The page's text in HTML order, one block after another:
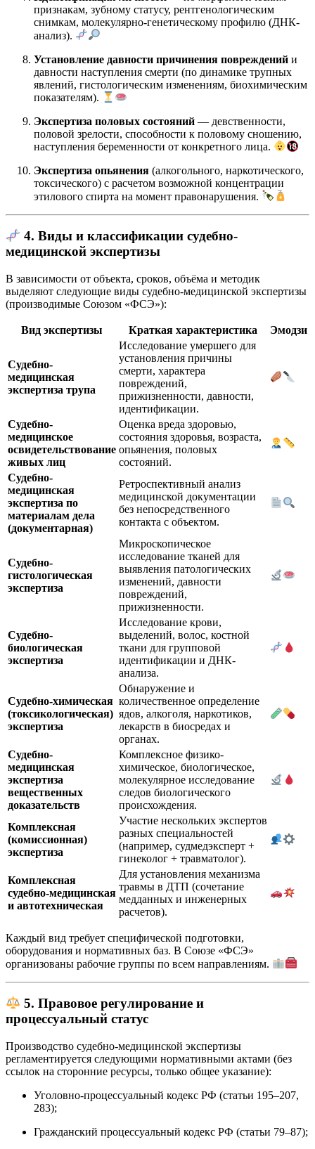
признакам, зубному статусу, рентгенологическим
снимкам, молекулярно-генетическому профилю (ДНК-
анализ).
Установление давности причинения повреждений и
давности наступления смерти (по динамике трупных
явлений, гистологическим изменениям, биохимическим
показателям).
Экспертиза половых состояний — девственности,
половой зрелости, способности к половому сношению,
наступления беременности от конкретного лица.
Экспертиза опьянения (алкогольного, наркотического,
токсического) с расчетом возможной концентрации
этилового спирта на момент правонарушения.
4. Виды и классификации судебно-
медицинской экспертизы
В зависимости от объекта, сроков, объёма и методик
выделяют следующие виды судебно-медицинской экспертизы
(производимые Союзом «ФСЭ»):
Вид экспертизы Краткая характеристика Эмодзи
Судебно-
медицинская
экспертиза трупа
Исследование умершего для
установления причины
смерти, характера
повреждений,
прижизненности, давности,
идентификации.
Судебно-
медицинское
освидетельствование
живых лиц
Оценка вреда здоровью,
состояния здоровья, возраста,
опьянения, половых
состояний.
Судебно-
медицинская
экспертиза по
материалам дела
(документарная)
Ретроспективный анализ
медицинской документации
без непосредственного
контакта с объектом.
Судебно-
гистологическая
экспертиза
Микроскопическое
исследование тканей для
выявления патологических
изменений, давности
повреждений,
прижизненности.
Судебно-
биологическая
экспертиза
Исследование крови,
выделений, волос, костной
ткани для групповой
идентификации и ДНК-
анализа.
Судебно-химическая
(токсикологическая)
экспертиза
Обнаружение и
количественное определение
ядов, алкоголя, наркотиков,
лекарств в биосредах и
органах.
Судебно-
медицинская
экспертиза
вещественных
доказательств
Комплексное физико-
химическое, биологическое,
молекулярное исследование
следов биологического
происхождения.
Комплексная
(комиссионная)
экспертиза
Участие нескольких экспертов
разных специальностей
(например, судмедэксперт +
гинеколог + травматолог).
Комплексная
судебно-медицинская
и автотехническая
Для установления механизма
травмы в ДТП (сочетание
медданных и инженерных
расчетов).
Каждый вид требует специфической подготовки,
оборудования и нормативных баз. В Союзе «ФСЭ»
организованы рабочие группы по всем направлениям.
5. Правовое регулирование и
процессуальный статус
Производство судебно-медицинской экспертизы
регламентируется следующими нормативными актами (без
ссылок на сторонние ресурсы, только общее указание):
Уголовно-процессуальный кодекс РФ (статьи 195–207,
283);
Гражданский процессуальный кодекс РФ (статьи 79–87);